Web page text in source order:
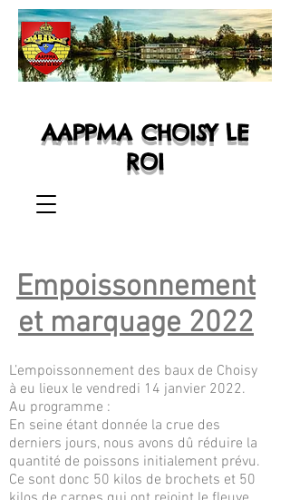
AAPPMA CHOISY LE
ROI
Empoissonnement
et marquage 2022
L’empoissonnement des baux de Choisy
à eu lieux le vendredi 14 janvier 2022.
Au programme :
En seine étant donnée la crue des
derniers jours, nous avons dû réduire la
quantité de poissons initialement prévu.
Ce sont donc 50 kilos de brochets et 50